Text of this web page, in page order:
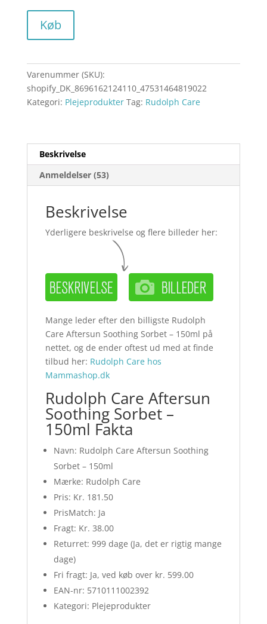
Køb
Varenummer (SKU):
shopify_DK_8696162124110_47531464819022
Kategori: Plejeprodukter Tag: Rudolph Care
Beskrivelse
Anmeldelser (53)
Beskrivelse
Yderligere beskrivelse og flere billeder her:
Mange leder efter den billigste Rudolph
Care Aftersun Soothing Sorbet – 150ml på
nettet, og de ender oftest ud med at finde
tilbud her: Rudolph Care hos
Mammashop.dk
Rudolph Care Aftersun
Soothing Sorbet –
150ml Fakta
Navn: Rudolph Care Aftersun Soothing
Sorbet – 150ml
Mærke: Rudolph Care
Pris: Kr. 181.50
PrisMatch: Ja
Fragt: Kr. 38.00
Returret: 999 dage (Ja, det er rigtig mange
dage)
Fri fragt: Ja, ved køb over kr. 599.00
EAN-nr: 5710111002392
Kategori: Plejeprodukter